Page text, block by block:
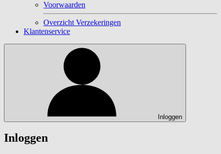
Voorwaarden
Overzicht Verzekeringen
Klantenservice
Inloggen
Inloggen